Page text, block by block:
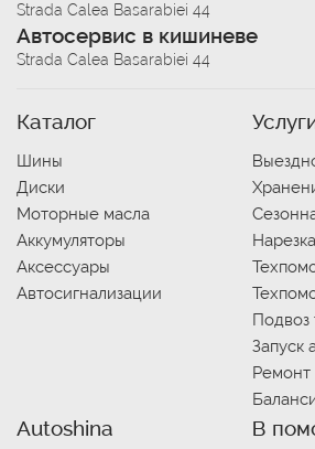
Strada Calea Basarabiei 44
Автосервис в кишиневе
Strada Calea Basarabiei 44
Каталог
Шины
Диски
Моторные масла
Аккумуляторы
Аксессуары
Автосигнализации
Подвоз
Запуск
Ремонт
Autoshina В